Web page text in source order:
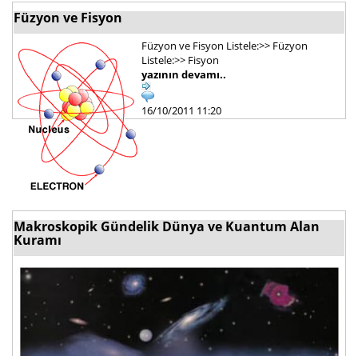
Füzyon ve Fisyon
Füzyon ve Fisyon Listele:>> Füzyon
Listele:>> Fisyon
yazının devamı..
16/10/2011 11:20
Makroskopik Gündelik Dünya ve Kuantum Alan
Kuramı